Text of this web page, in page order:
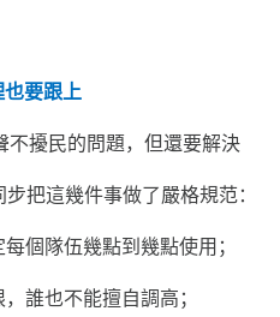
也要跟上
擾民的問題，但還要解決
把這幾件事做了嚴格規范：
隊伍幾點到幾點使用；
誰也不能擅自調高；